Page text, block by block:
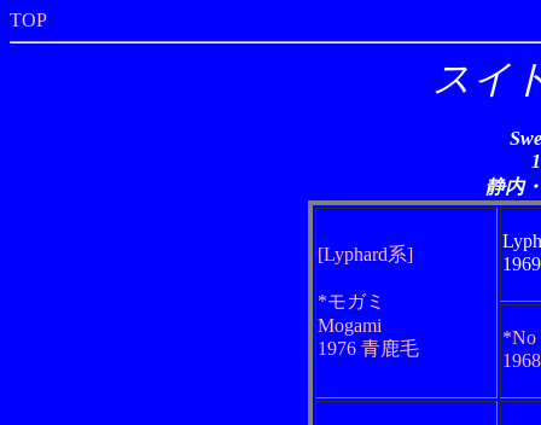
TOP
スイ
静内
[Lyphard系]
*モガミ
Mogami
1976 青鹿毛
*No